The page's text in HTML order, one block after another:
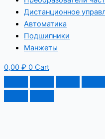
Дистанционное
Автоматика
Подшипники
Манжеты
0,00 ₽ 0 Cart